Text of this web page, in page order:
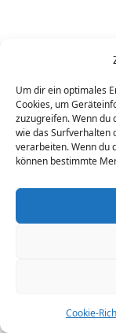
Um dir ein optimales
Cookies, um
zuzugreifen. Wenn du
wie das Surfverhalten
verarbeiten. Wenn du
können bestimmte
Cookie-